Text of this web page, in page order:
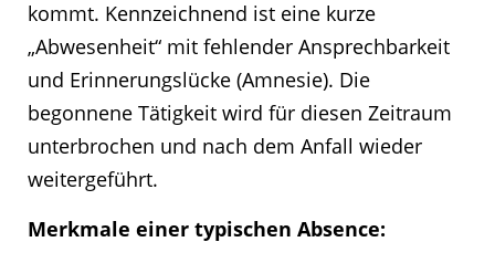
kommt. Kennzeichnend ist eine kurze
„Abwesenheit“ mit fehlender Ansprechbarkeit
und Erinnerungslücke (Amnesie). Die
begonnene Tätigkeit wird für diesen Zeitraum
unterbrochen und nach dem Anfall wieder
weitergeführt.
Merkmale einer typischen Absence: